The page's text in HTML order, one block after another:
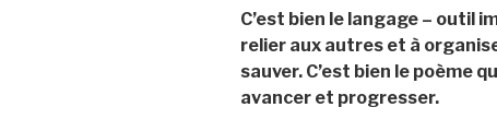
C’est bien le langage – outil
relier aux autres et à
sauver. C’est bien le poème
avancer et progresser.